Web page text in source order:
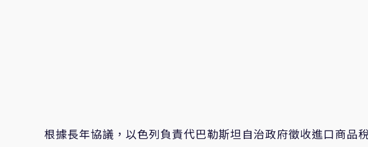
根據長年協議，以色列負責代巴勒斯坦自治政府徵收進口商品